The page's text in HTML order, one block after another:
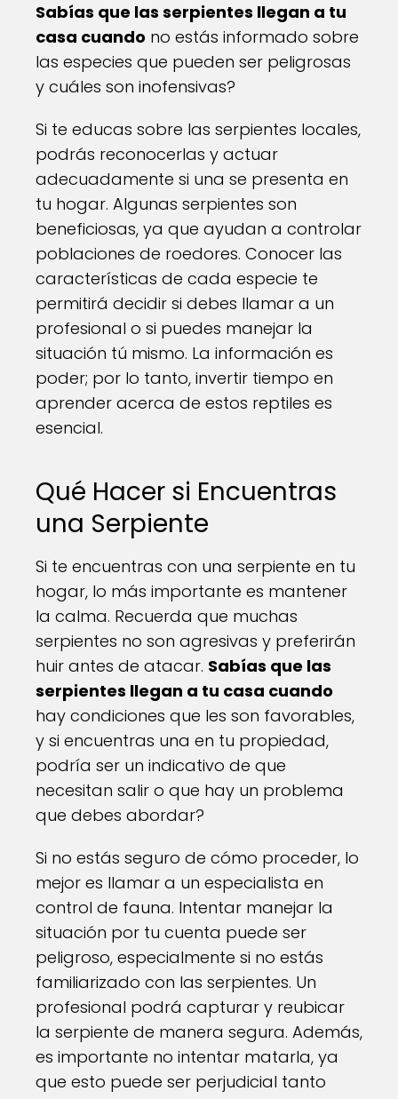
Sabías que las serpientes llegan a tu
casa cuando no estás informado sobre
las especies que pueden ser peligrosas
y cuáles son inofensivas?
Si te educas sobre las serpientes locales,
podrás reconocerlas y actuar
adecuadamente si una se presenta en
tu hogar. Algunas serpientes son
beneficiosas, ya que ayudan a controlar
poblaciones de roedores. Conocer las
características de cada especie te
permitirá decidir si debes llamar a un
profesional o si puedes manejar la
situación tú mismo. La información es
poder; por lo tanto, invertir tiempo en
aprender acerca de estos reptiles es
esencial.
Qué Hacer si Encuentras
una Serpiente
Si te encuentras con una serpiente en tu
hogar, lo más importante es mantener
la calma. Recuerda que muchas
serpientes no son agresivas y preferirán
huir antes de atacar. Sabías que las
serpientes llegan a tu casa cuando
hay condiciones que les son favorables,
y si encuentras una en tu propiedad,
podría ser un indicativo de que
necesitan salir o que hay un problema
que debes abordar?
Si no estás seguro de cómo proceder, lo
mejor es llamar a un especialista en
control de fauna. Intentar manejar la
situación por tu cuenta puede ser
peligroso, especialmente si no estás
familiarizado con las serpientes. Un
profesional podrá capturar y reubicar
la serpiente de manera segura. Además,
es importante no intentar matarla, ya
que esto puede ser perjudicial tanto